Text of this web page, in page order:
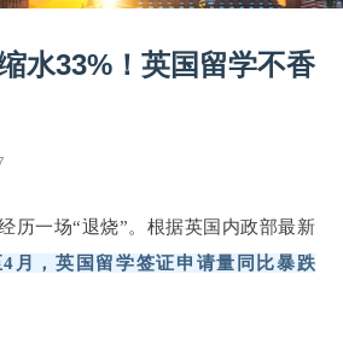
水33%！英国留学不香
历一场“退烧”。根据英国内政部最新
月，英国留学签证申请量同比暴跌